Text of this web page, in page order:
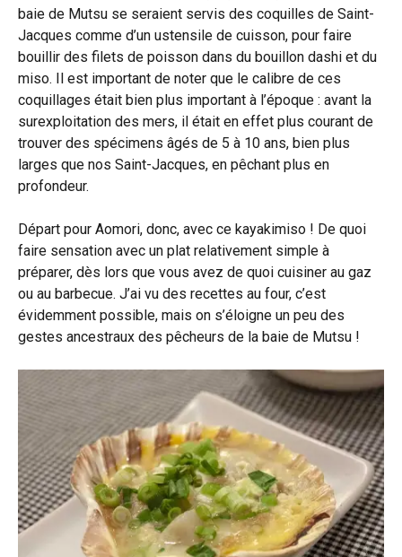
baie de Mutsu se seraient servis des coquilles de Saint-
Jacques comme d’un ustensile de cuisson, pour faire
bouillir des filets de poisson dans du bouillon dashi et du
miso. Il est important de noter que le calibre de ces
coquillages était bien plus important à l’époque : avant la
surexploitation des mers, il était en effet plus courant de
trouver des spécimens âgés de 5 à 10 ans, bien plus
larges que nos Saint-Jacques, en pêchant plus en
profondeur.
Départ pour Aomori, donc, avec ce kayakimiso ! De quoi
faire sensation avec un plat relativement simple à
préparer, dès lors que vous avez de quoi cuisiner au gaz
ou au barbecue. J’ai vu des recettes au four, c’est
évidemment possible, mais on s’éloigne un peu des
gestes ancestraux des pêcheurs de la baie de Mutsu !